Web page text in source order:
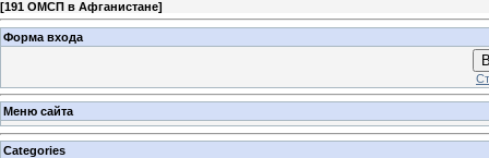
[191 ОМСП в Афганистане]
Форма входа
Меню сайта
Categories